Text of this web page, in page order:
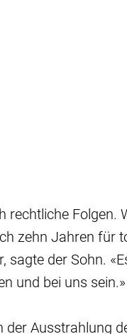
rechtliche Folgen.
zehn Jahren für
sagte der Sohn.
und bei uns sein.»
der Ausstrahlung